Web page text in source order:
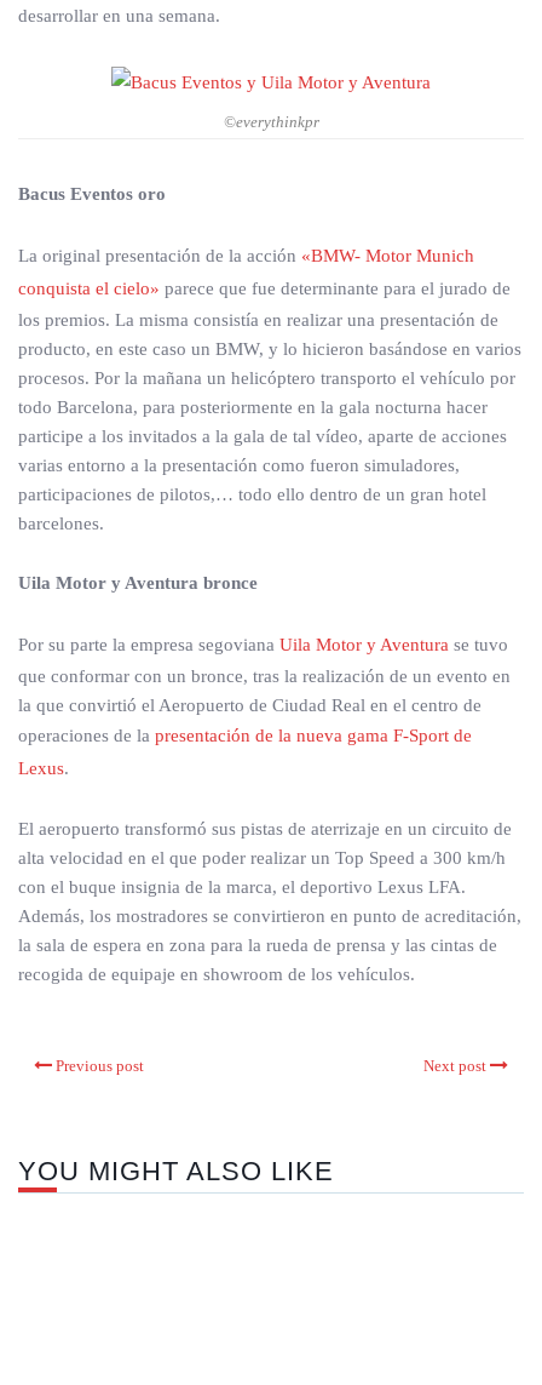
desarrollar en una semana.
©everythinkpr
Bacus Eventos oro
La original presentación de la acción «BMW- Motor Munich
conquista el cielo» parece que fue determinante para el jurado de
los premios. La misma consistía en realizar una presentación de
producto, en este caso un BMW, y lo hicieron basándose en varios
procesos. Por la mañana un helicóptero transporto el vehículo por
todo Barcelona, para posteriormente en la gala nocturna hacer
participe a los invitados a la gala de tal vídeo, aparte de acciones
varias entorno a la presentación como fueron simuladores,
participaciones de pilotos,… todo ello dentro de un gran hotel
barcelones.
Uila Motor y Aventura bronce
Por su parte la empresa segoviana Uila Motor y Aventura se tuvo
que conformar con un bronce, tras la realización de un evento en
la que convirtió el Aeropuerto de Ciudad Real en el centro de
operaciones de la presentación de la nueva gama F-Sport de
Lexus.
El aeropuerto transformó sus pistas de aterrizaje en un circuito de
alta velocidad en el que poder realizar un Top Speed a 300 km/h
con el buque insignia de la marca, el deportivo Lexus LFA.
Además, los mostradores se convirtieron en punto de acreditación,
la sala de espera en zona para la rueda de prensa y las cintas de
recogida de equipaje en showroom de los vehículos.
Previous post Next post
YOU MIGHT ALSO LIKE